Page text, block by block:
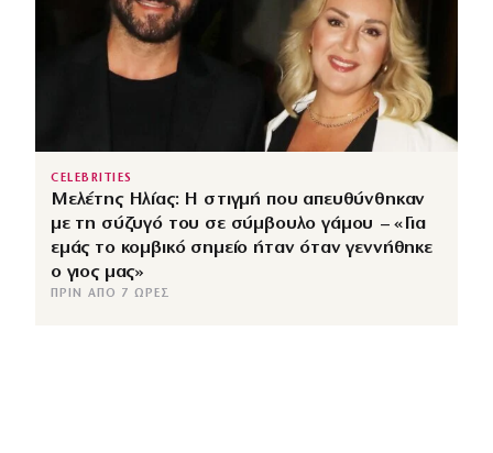
CELEBRITIES
Μελέτης Ηλίας: Η στιγμή που απευθύνθηκαν
με τη σύζυγό του σε σύμβουλο γάμου – «Για
εμάς το κομβικό σημείο ήταν όταν γεννήθηκε
ο γιος μας»
ΠΡΙΝ ΑΠΌ 7 ΏΡΕΣ